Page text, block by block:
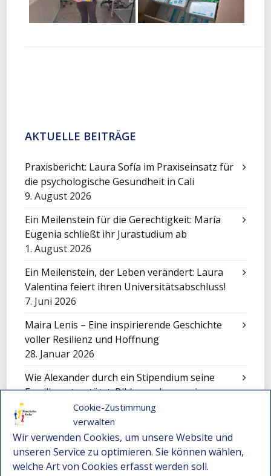
Cookie-Zustimmung
verwalten
Wir verwenden Cookies, um unsere Website und
unseren Service zu optimieren. Sie können wählen,
welche Art von Cookies erfasst werden soll.
AKTUELLE BEITRÄGE
Praxisbericht: Laura Sofía im Praxiseinsatz für
die psychologische Gesundheit in Cali
9. August 2026
Ein Meilenstein für die Gerechtigkeit: María
Eugenia schließt ihr Jurastudium ab
1. August 2026
Ein Meilenstein, der Leben verändert: Laura
Valentina feiert ihren Universitätsabschluss!
7. Juni 2026
Maira Lenis – Eine inspirierende Geschichte
voller Resilienz und Hoffnung
28. Januar 2026
Wie Alexander durch ein Stipendium seine
Familie unterstützt: Bildungschancen in
Kolumbien
22. Dezember 2025
Nicole – Ein junges Talent aus Montebello
bewirbt sich für ein Stipendium